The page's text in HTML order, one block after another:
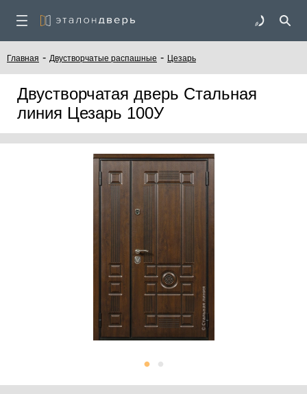
Главная - Двустворчатые распашные - Цезарь
Двустворчатая дверь Стальная
линия Цезарь 100У